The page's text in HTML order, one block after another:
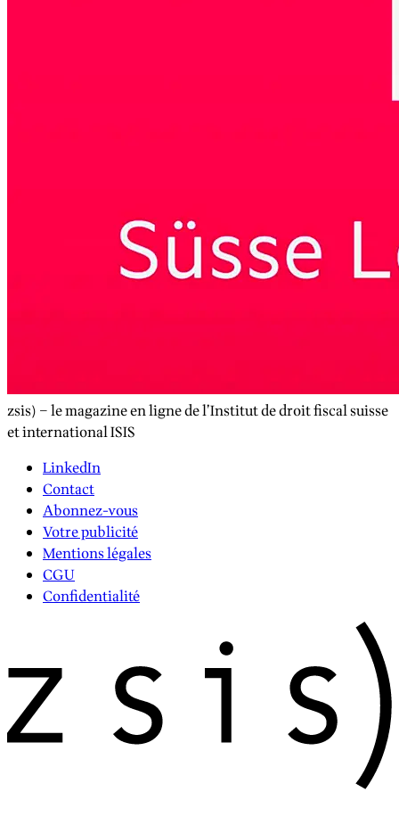
zsis) – le magazine en ligne de l’Institut de droit fiscal suisse
et international ISIS
LinkedIn
Contact
Abonnez-vous
Votre publicité
Mentions légales
CGU
Confidentialité